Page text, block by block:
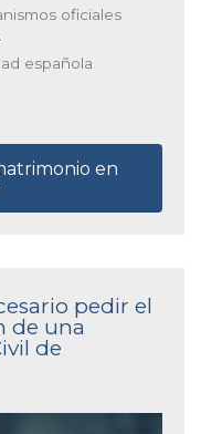
oficiales
española
en
pedir el
de una
de